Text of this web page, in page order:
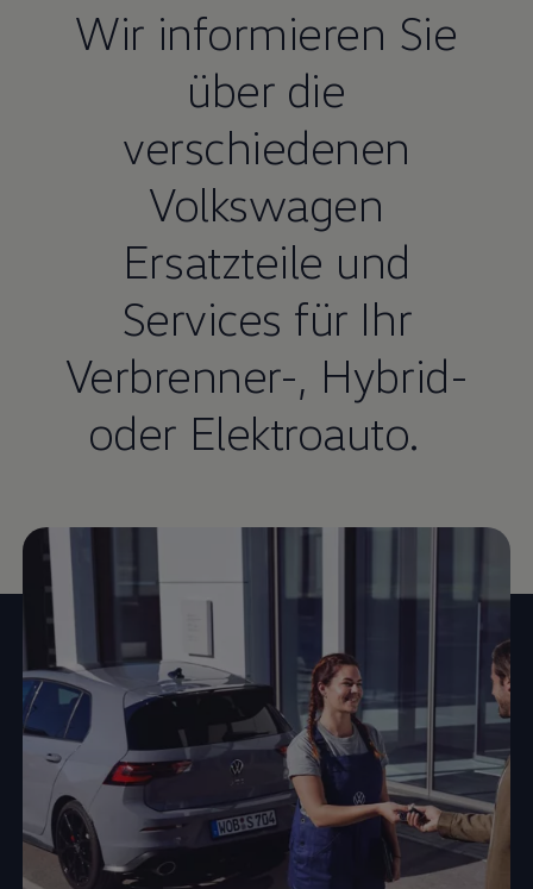
Wir informieren Sie
über die
verschiedenen
Volkswagen
Ersatzteile und
Services für Ihr
Verbrenner-, Hybrid-
oder Elektroauto.